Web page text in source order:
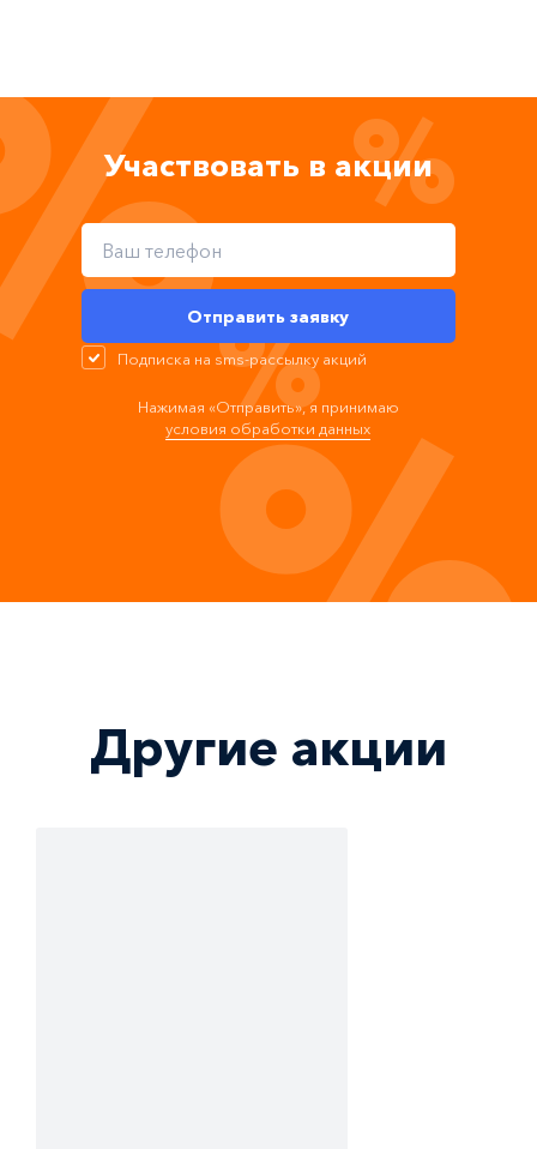
%
%
%
Участвовать в акции
Отправить заявку
Подписка на sms-рассылку акций
Нажимая «Отправить», я принимаю
условия обработки данных
Другие акции